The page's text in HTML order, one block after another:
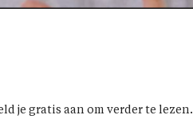
je gratis aan om verder te lezen.